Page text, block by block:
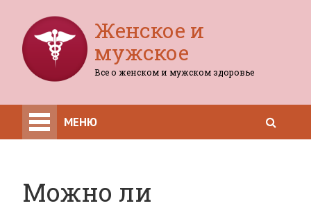
Женское и
мужское
Все о женском и мужском здоровье
МЕНЮ
Можно ли